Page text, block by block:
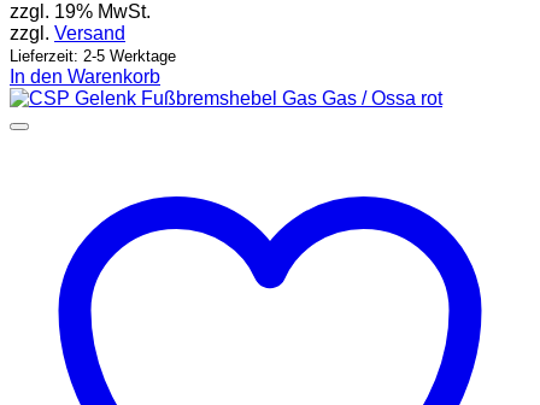
zzgl. 19% MwSt.
zzgl. Versand
Lieferzeit: 2-5 Werktage
In den Warenkorb